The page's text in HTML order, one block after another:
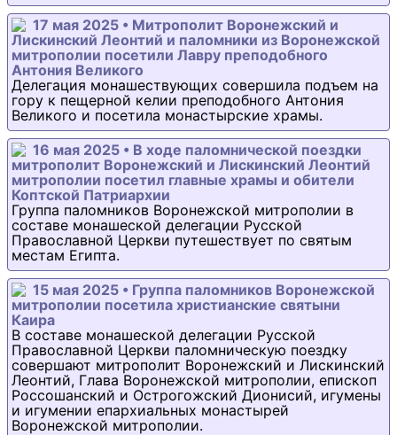
17 мая 2025 • Митрополит Воронежский и
Лискинский Леонтий и паломники из Воронежской
митрополии посетили Лавру преподобного
Антония Великого
Делегация монашествующих совершила подъем на
гору к пещерной келии преподобного Антония
Великого и посетила монастырские храмы.
16 мая 2025 • В ходе паломнической поездки
митрополит Воронежский и Лискинский Леонтий
митрополии посетил главные храмы и обители
Коптской Патриархии
Группа паломников Воронежской митрополии в
составе монашеской делегации Русской
Православной Церкви путешествует по святым
местам Египта.
15 мая 2025 • Группа паломников Воронежской
митрополии посетила христианские святыни
Каира
В составе монашеской делегации Русской
Православной Церкви паломническую поездку
совершают митрополит Воронежский и Лискинский
Леонтий, Глава Воронежской митрополии, епископ
Россошанский и Острогожский Дионисий, игумены
и игумении епархиальных монастырей
Воронежской митрополии.